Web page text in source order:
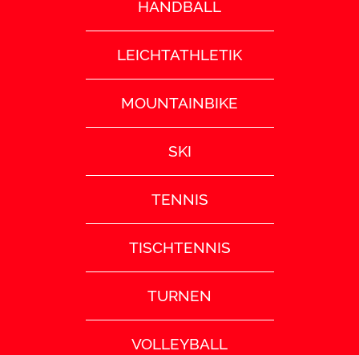
HANDBALL
LEICHTATHLETIK
MOUNTAINBIKE
SKI
TENNIS
TISCHTENNIS
TURNEN
VOLLEYBALL